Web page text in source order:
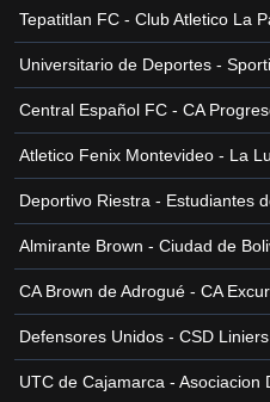
Tepatitlan FC - Club Atletico La
Universitario de Deportes -
Central Español FC - CA
Atletico Fenix Montevideo - La
Deportivo Riestra - Estudiantes
Almirante Brown - Ciudad de
CA Brown de Adrogué - CA
Defensores Unidos - CSD Liniers
UTC de Cajamarca - Asociacion